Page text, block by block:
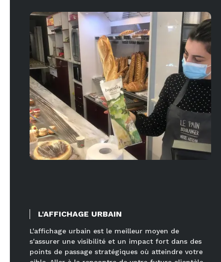
L'AFFICHAGE URBAIN
L'affichage urbain est le meilleur moyen de
s'assurer une visibilité et un impact fort dans des
points de passage stratégiques où atteindre votre